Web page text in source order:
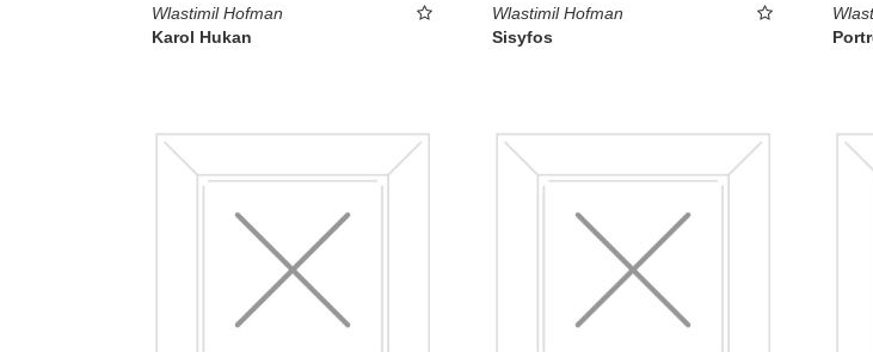
Wlastimil Hofman
Karol Hukan
Wlastimil Hofman
Sisyfos